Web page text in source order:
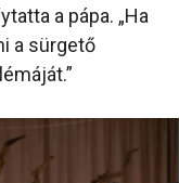
a pápa. „Ha
a sürgető